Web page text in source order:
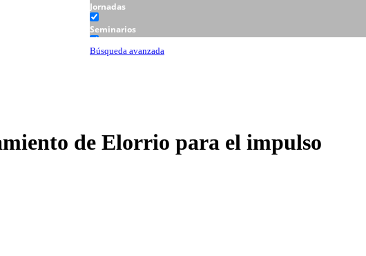
Jornadas
Seminarios
Talleres
Búsqueda avanzada
de Elorrio para el impulso